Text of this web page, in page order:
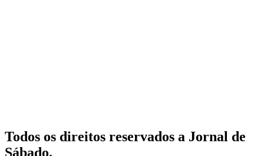
Todos os direitos reservados a Jornal de
Sábado.